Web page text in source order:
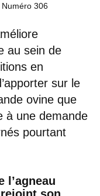
Numéro 306
au sein de
en
sur le
ovine que
à une demande
pourtant
l’agneau